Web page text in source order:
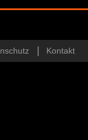
Kontakt